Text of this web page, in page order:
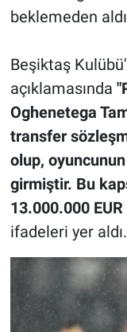
beklemeden
Beşiktaş
açıklamasında
Oghenetega
transfer
olup,
girmiştir. Bu
13.000.000
ifadeleri yer aldı.